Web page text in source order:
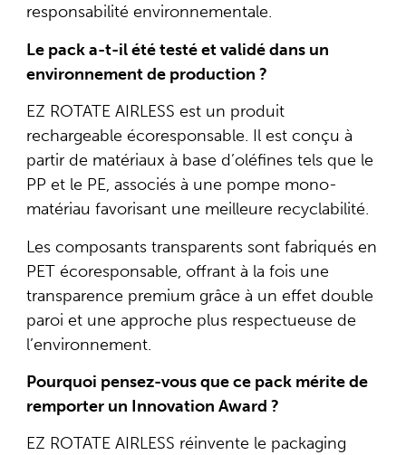
responsabilité environnementale.
Le pack a-t-il été testé et validé dans un
environnement de production ?
EZ ROTATE AIRLESS est un produit
rechargeable écoresponsable. Il est conçu à
partir de matériaux à base d’oléfines tels que le
PP et le PE, associés à une pompe mono-
matériau favorisant une meilleure recyclabilité.
Les composants transparents sont fabriqués en
PET écoresponsable, offrant à la fois une
transparence premium grâce à un effet double
paroi et une approche plus respectueuse de
l’environnement.
Pourquoi pensez-vous que ce pack mérite de
remporter un Innovation Award ?
EZ ROTATE AIRLESS réinvente le packaging